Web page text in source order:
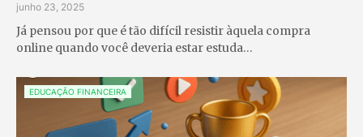
junho 23, 2025
Já pensou por que é tão difícil resistir àquela compra
online quando você deveria estar estuda…
EDUCAÇÃO FINANCEIRA